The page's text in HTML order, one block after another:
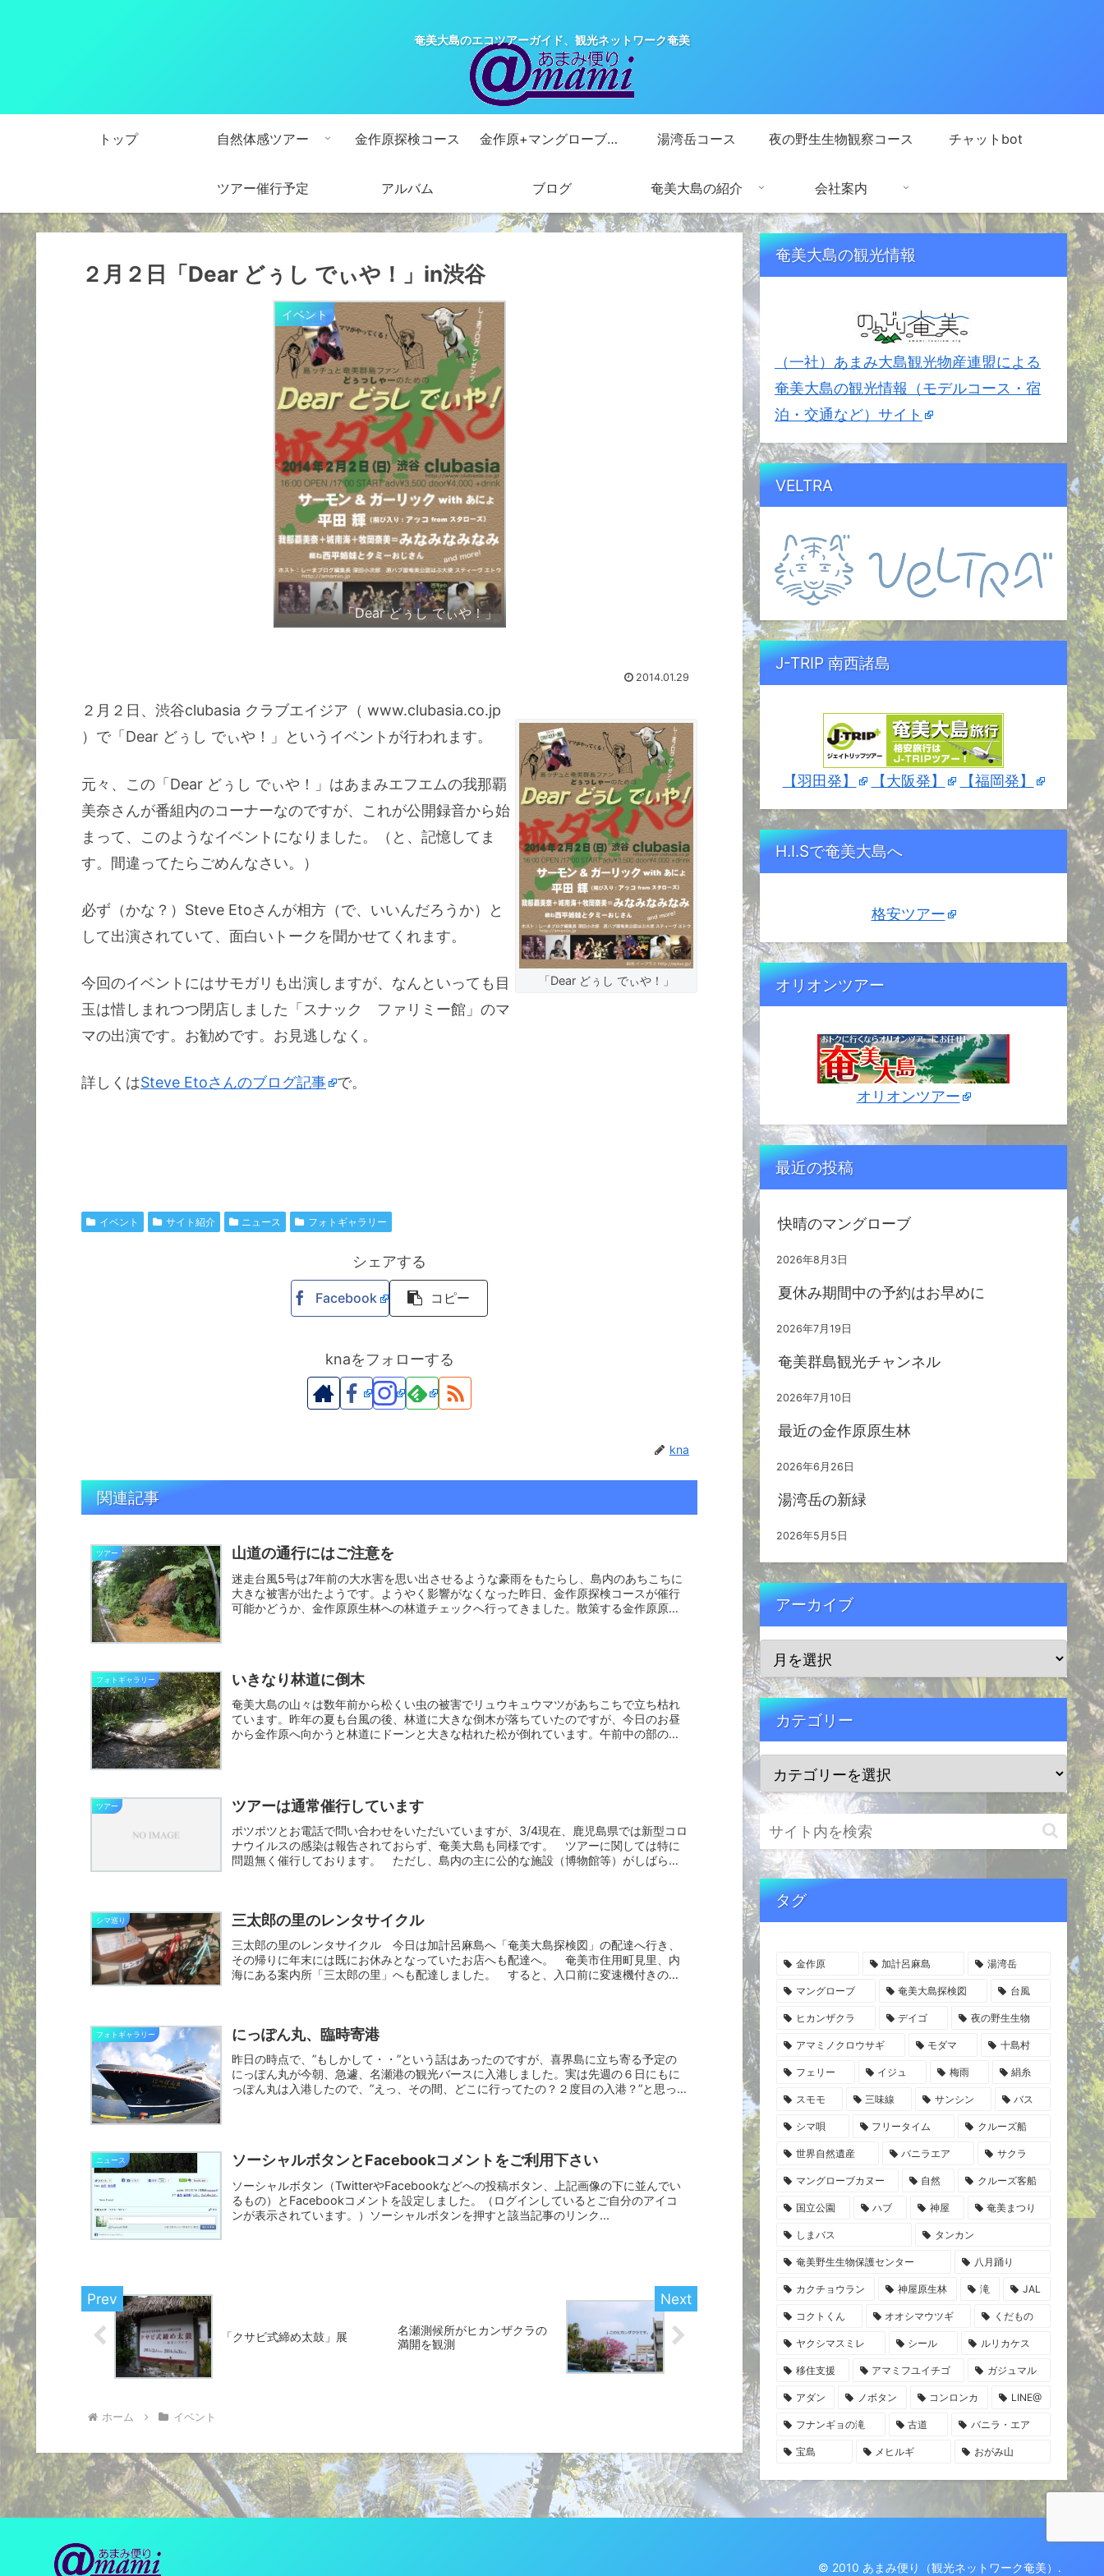
奄美大島のエコツアーガイド、観光ネットワーク奄美
トップ 自然体感ツアー 金作原探検コース 金作原+マングローブカヌーコース 湯湾岳コース 夜の野生生物観察コース チャットbot
ツアー催行予定 アルバム ブログ 奄美大島の紹介 会社案内
２月２日「Dear どぅし でぃや！」in渋谷
イベント
「Dear どぅし でぃや！」
2014.01.29
「Dear どぅし でぃや！」
２月２日、渋谷clubasia クラブエイジア（ www.clubasia.co.jp
）で「Dear どぅし でぃや！」というイベントが行われます。
元々、この「Dear どぅし でぃや！」はあまみエフエムの我那覇
美奈さんが番組内のコーナーなのですが、これが公開録音から始
まって、このようなイベントになりました。（と、記憶してま
す。間違ってたらごめんなさい。）
必ず（かな？）Steve Etoさんが相方（で、いいんだろうか）と
して出演されていて、面白いトークを聞かせてくれます。
今回のイベントにはサモガリも出演しますが、なんといっても目
玉は惜しまれつつ閉店しました「スナック ファリミー館」のマ
マの出演です。お勧めです。お見逃しなく。
詳しくはSteve Etoさんのブログ記事 で。
イベント サイト紹介 ニュース フォトギャラリー
シェアする
Facebook コピー
knaをフォローする
kna
関連記事
ツアー 山道の通行にはご注意を
迷走台風5号は7年前の大水害を思い出させるような豪雨をもたらし、島内のあちこちに
大きな被害が出たようです。ようやく影響がなくなった昨日、金作原探検コースが催行
可能かどうか、金作原原生林への林道チェックへ行ってきました。散策する金作原原生
フォトギャラリー いきなり林道に倒木
奄美大島の山々は数年前から松くい虫の被害でリュウキュウマツがあちこちで立ち枯れ
ています。昨年の夏も台風の後、林道に大きな倒木が落ちていたのですが、今日のお昼
から金作原へ向かうと林道にドーンと大きな枯れた松が倒れています。午前中の部の金
ツアー ツアーは通常催行しています
ポツポツとお電話で問い合わせをいただいていますが、3/4現在、鹿児島県では新型コロ
ナウイルスの感染は報告されておらず、奄美大島も同様です。 ツアーに関しては特に
問題無く催行しております。 ただし、島内の主に公的な施設（博物館等）がしばらく
シマ巡り 三太郎の里のレンタサイクル
三太郎の里のレンタサイクル 今日は加計呂麻島へ「奄美大島探検図」の配達へ行き、
その帰りに年末には既にお休みとなっていたお店へも配達へ。 奄美市住用町見里、内
海にある案内所「三太郎の里」へも配達しました。 すると、入口前に変速機付きのい
フォトギャラリー にっぽん丸、臨時寄港
昨日の時点で、”もしかして・・”という話はあったのですが、喜界島に立ち寄る予定の
にっぽん丸が今朝、急遽、名瀬港の観光バースに入港しました。実は先週の６日にもに
っぽん丸は入港したので、”えっ、その間、どこに行ってたの？２度目の入港？”と思っ
ニュース ソーシャルボタンとFacebookコメントをご利用下さい
ソーシャルボタン（TwitterやFacebookなどへの投稿ボタン、上記画像の下に並んでい
るもの）とFacebookコメントを設定しました。（ログインしているとご自分のアイコ
ンが表示されています。）ソーシャルボタンを押すと該当記事のリンク...
「クサビ式締め太鼓」展
名瀬測候所がヒカンザクラの
満開を観測
ホーム イベント
奄美大島の観光情報
（一社）あまみ大島観光物産連盟による
奄美大島の観光情報（モデルコース・宿
泊・交通など）サイト
VELTRA
J-TRIP 南西諸島
【羽田発】 【大阪発】 【福岡発】
H.I.Sで奄美大島へ
格安ツアー
オリオンツアー
オリオンツアー
最近の投稿
快晴のマングローブ
2026年8月3日
夏休み期間中の予約はお早めに
2026年7月19日
奄美群島観光チャンネル
2026年7月10日
最近の金作原原生林
2026年6月26日
湯湾岳の新緑
2026年5月5日
アーカイブ
カテゴリー
タグ
金作原 加計呂麻島 湯湾岳
マングローブ 奄美大島探検図 台風
ヒカンザクラ デイゴ 夜の野生生物
アマミノクロウサギ モダマ 十島村
フェリー イジュ 梅雨 絹糸
スモモ 三味線 サンシン バス
シマ唄 フリータイム クルーズ船
世界自然遺産 バニラエア サクラ
マングローブカヌー 自然 クルーズ客船
国立公園 ハブ 神屋 奄美まつり
しまバス タンカン
奄美野生生物保護センター 八月踊り
カクチョウラン 神屋原生林 滝 JAL
コクトくん オオシマウツギ くだもの
ヤクシマスミレ シール ルリカケス
移住支援 アマミフユイチゴ ガジュマル
アダン ノボタン コンロンカ LINE@
フナンギョの滝 古道 バニラ・エア
宝島 メヒルギ おがみ山
© 2010 あまみ便り（観光ネットワーク奄美）.